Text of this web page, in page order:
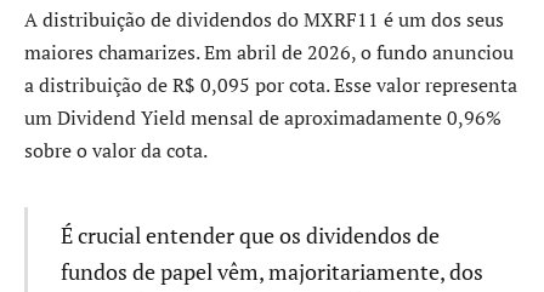
A distribuição de dividendos do MXRF11 é um dos seus
maiores chamarizes. Em abril de 2026, o fundo anunciou
a distribuição de R$ 0,095 por cota. Esse valor representa
um Dividend Yield mensal de aproximadamente 0,96%
sobre o valor da cota.
É crucial entender que os dividendos de
fundos de papel vêm, majoritariamente, dos